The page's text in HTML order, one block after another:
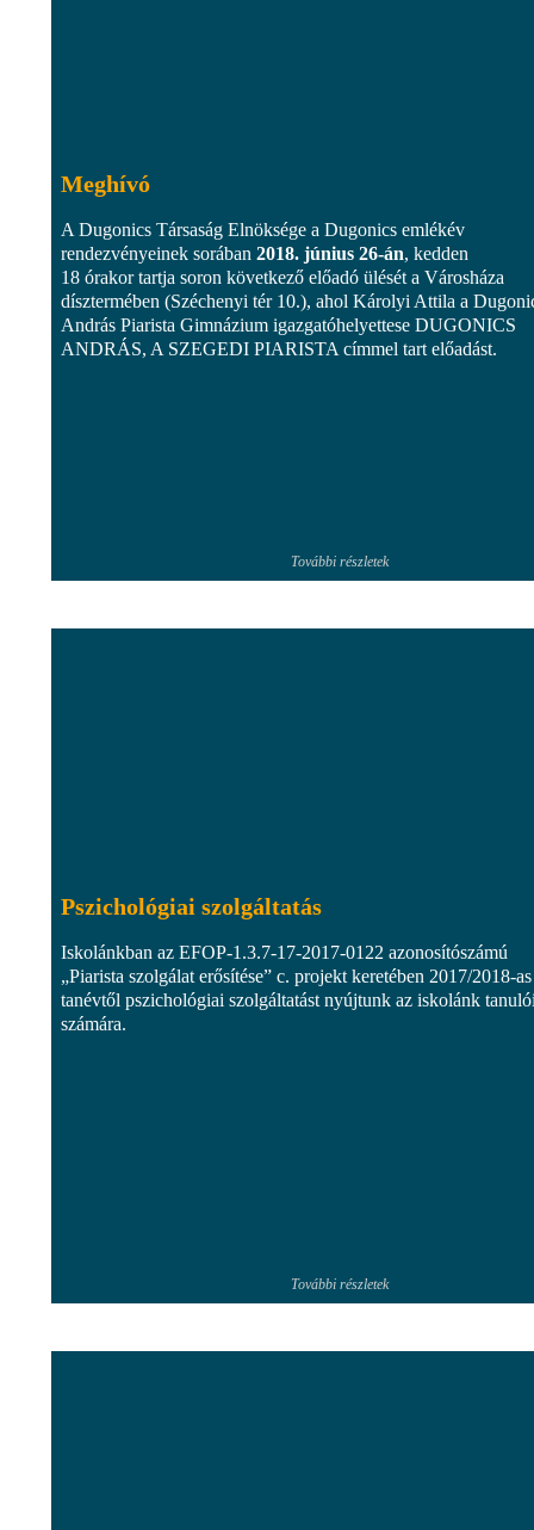
Meghívó
A Dugonics Társaság Elnöksége a Dugonics emlékév
rendezvényeinek sorában 2018. június 26-án, kedden
18 órakor tartja soron következő előadó ülését a Városháza
dísztermében (Széchenyi tér 10.), ahol Károlyi Attila a
András Piarista Gimnázium igazgatóhelyettese DUGONICS
ANDRÁS, A SZEGEDI PIARISTA címmel tart előadást.
További részletek
Pszichológiai szolgáltatás
Iskolánkban az EFOP-1.3.7-17-2017-0122 azonosítószámú
„Piarista szolgálat erősítése” c. projekt keretében 2017/2018-as
tanévtől pszichológiai szolgáltatást nyújtunk az iskolánk
számára.
További részletek